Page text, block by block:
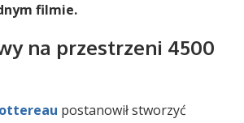
filmie.
na przestrzeni 4500
postanowił stworzyć